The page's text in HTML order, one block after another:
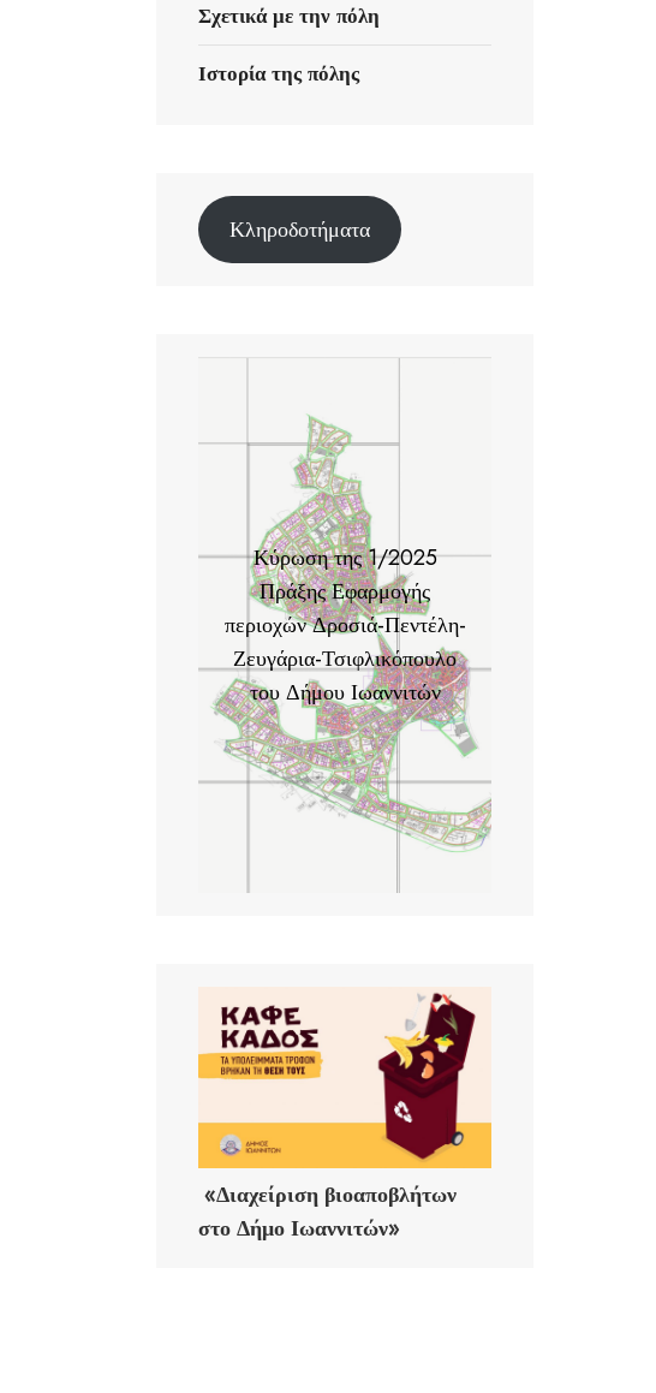
Σχετικά με την πόλη
Ιστορία της πόλης
Κληροδοτήματα
Κύρωση της 1/2025
Πράξης Εφαρμογής
περιοχών Δροσιά-Πεντέλη-
Ζευγάρια-Τσιφλικόπουλο
του Δήμου Ιωαννιτών
«Διαχείριση βιοαποβλήτων
στο Δήμο Ιωαννιτών»